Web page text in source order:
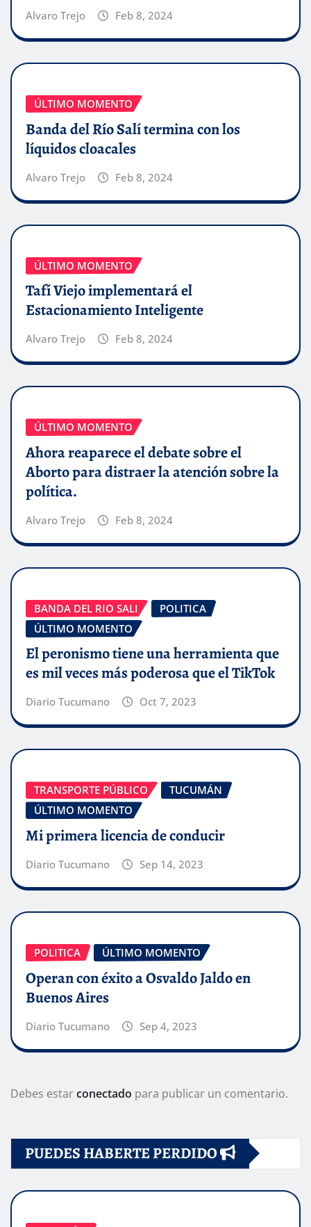
Alvaro Trejo Feb 8, 2024
ÚLTIMO MOMENTO
Banda del Río Salí termina con los
líquidos cloacales
Alvaro Trejo Feb 8, 2024
ÚLTIMO MOMENTO
Tafí Viejo implementará el
Estacionamiento Inteligente
Alvaro Trejo Feb 8, 2024
ÚLTIMO MOMENTO
Ahora reaparece el debate sobre el
Aborto para distraer la atención sobre la
política.
Alvaro Trejo Feb 8, 2024
BANDA DEL RIO SALI
POLITICA
ÚLTIMO MOMENTO
El peronismo tiene una herramienta que
es mil veces más poderosa que el TikTok
Diario Tucumano Oct 7, 2023
TRANSPORTE PÚBLICO
TUCUMÁN
ÚLTIMO MOMENTO
Mi primera licencia de conducir
Diario Tucumano Sep 14, 2023
POLITICA ÚLTIMO MOMENTO
Operan con éxito a Osvaldo Jaldo en
Buenos Aires
Diario Tucumano Sep 4, 2023
Debes estarconectado para publicar un comentario.
PUEDES HABERTE PERDIDO